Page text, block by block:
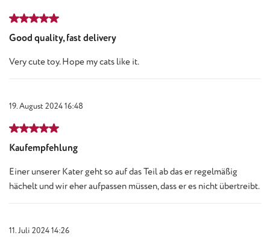
Bewertung mit 5 von 5 Sternen
Good quality, fast delivery
Very cute toy. Hope my cats like it.
19. August 2024 16:48
Bewertung mit 5 von 5 Sternen
Kaufempfehlung
Einer unserer Kater geht so auf das Teil ab das er regelmäßig
hächelt und wir eher aufpassen müssen, dass er es nicht übertreibt.
11. Juli 2024 14:26